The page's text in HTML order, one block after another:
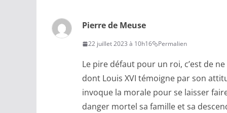
Pierre de Meuse
22 juillet 2023 à 10h16 Permalien
Le pire défaut pour un roi, c’est de
dont Louis XVI témoigne par son
invoque la morale pour se laisser
danger mortel sa famille et sa